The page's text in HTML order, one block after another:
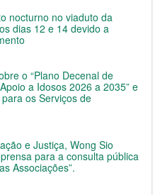
nocturno no viaduto da
dias 12 e 14 devido a
o “Plano Decenal de
a Idosos 2026 a 2035” e
os Serviços de
e Justiça, Wong Sio
para a consulta pública
Associações”.